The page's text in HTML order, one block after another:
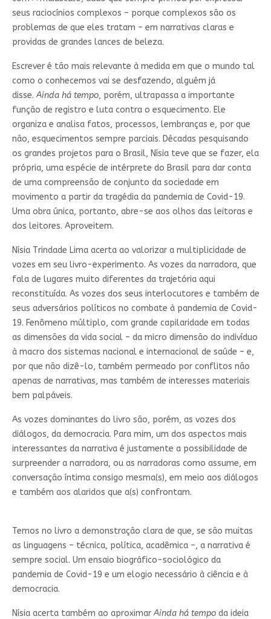
seus raciocínios complexos – porque complexos são os
problemas de que eles tratam – em narrativas claras e
providas de grandes lances de beleza.
Escrever é tão mais relevante à medida em que o mundo tal
como o conhecemos vai se desfazendo, alguém já
disse.Ainda há tempo, porém, ultrapassa a importante
função de registro e luta contra o esquecimento. Ele
organiza e analisa fatos, processos, lembranças e, por que
não, esquecimentos sempre parciais. Décadas pesquisando
os grandes projetos para o Brasil, Nísia teve que se fazer, ela
própria, uma espécie de intérprete do Brasil para dar conta
de uma compreensão de conjunto da sociedade em
movimento a partir da tragédia da pandemia de Covid-19.
Uma obra única, portanto, abre-se aos olhos das leitoras e
dos leitores. Aproveitem.
Nísia Trindade Lima acerta ao valorizar a multiplicidade de
vozes em seu livro-experimento. As vozes da narradora, que
fala de lugares muito diferentes da trajetória aqui
reconstituída. As vozes dos seus interlocutores e também de
seus adversários políticos no combate à pandemia de Covid-
19. Fenômeno múltiplo, com grande capilaridade em todas
as dimensões da vida social – da micro dimensão do indivíduo
à macro dos sistemas nacional e internacional de saúde – e,
por que não dizê-lo, também permeado por conflitos não
apenas de narrativas, mas também de interesses materiais
bem palpáveis.
As vozes dominantes do livro são, porém, as vozes dos
diálogos, da democracia. Para mim, um dos aspectos mais
interessantes da narrativa é justamente a possibilidade de
surpreender a narradora, ou as narradoras como assume, em
conversação íntima consigo mesma(s), em meio aos diálogos
e também aos alaridos que a(s) confrontam.
Temos no livro a demonstração clara de que, se são muitas
as linguagens – técnica, política, acadêmica –, a narrativa é
sempre social. Um ensaio biográfico-sociológico da
pandemia de Covid-19 e um elogio necessário à ciência e à
democracia.
Nísia acerta também ao aproximarAinda há tempoda ideia